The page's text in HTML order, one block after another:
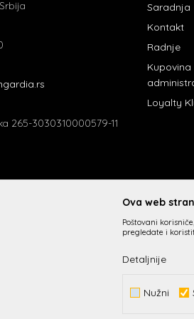
265-3030310000579-11
Saradnja
Kontakt
Radnje
Loyalty
budemo što precizniji u opisu proizvoda,
Ova web
Poštovani
pregledate i
Detaljnije
Nužni